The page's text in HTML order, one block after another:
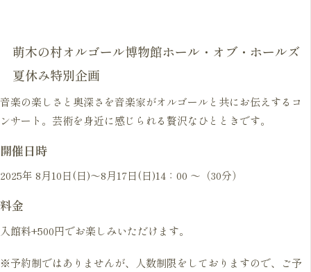
萌木の村オルゴール博物館ホール・オブ・ホールズ
夏休み特別企画
音楽の楽しさと奥深さを音楽家がオルゴールと共にお伝えするコ
ンサート。芸術を身近に感じられる贅沢なひとときです。
開催日時
2025年 8月10日(日)～8月17日(日)14：00 ～（30分）
料金
入館料+500円でお楽しみいただけます。
※予約制ではありませんが、人数制限をしておりますので、ご予